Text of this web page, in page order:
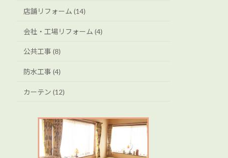
店舗リフォーム (14)
会社・工場リフォーム (4)
公共工事 (8)
防水工事 (4)
カーテン (12)